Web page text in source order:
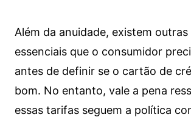
Além da anuidade, existem
essenciais que o consumidor
antes de definir se o cartão de
bom. No entanto, vale a pena
essas tarifas seguem a política